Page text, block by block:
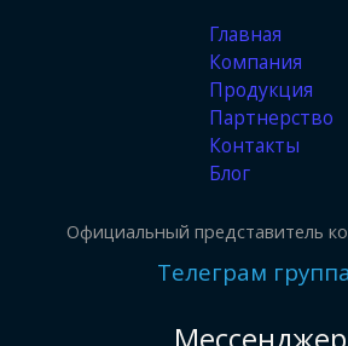
Главная
Компания
Продукция
Партнерство
Контакты
Блог
Официальный представитель
Телеграм группа